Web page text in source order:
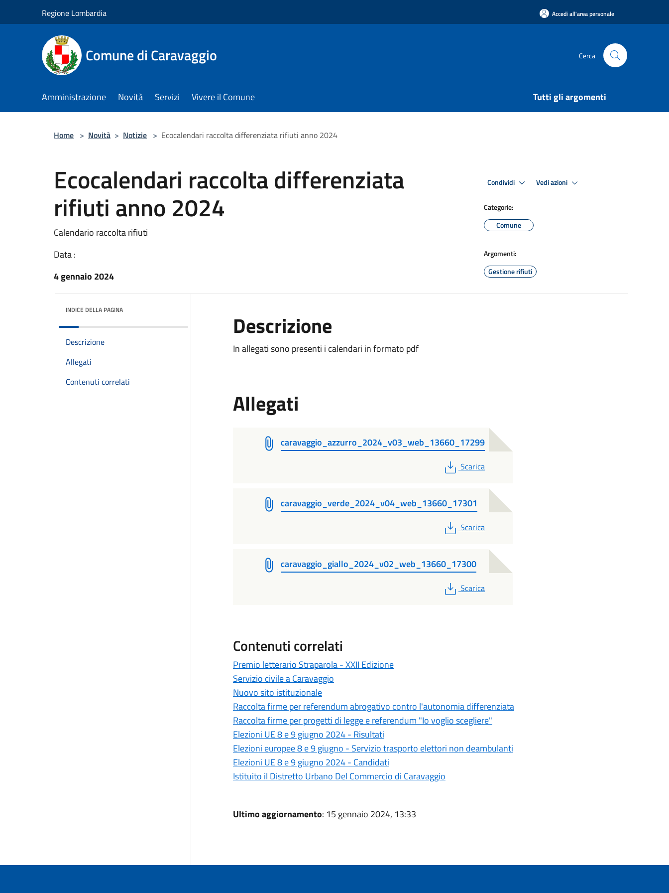
Regione Lombardia Accedi all'area personale
Comune di Caravaggio Cerca
Amministrazione Novità Servizi Vivere il Comune Tutti gli argomenti
Home > Novità > Notizie > Ecocalendari raccolta differenziata rifiuti anno 2024
Ecocalendari raccolta differenziata
rifiuti anno 2024
Calendario raccolta rifiuti
Data :
4 gennaio 2024
Condividi Vedi azioni
Categorie:
Comune
Argomenti:
Gestione rifiuti
INDICE DELLA PAGINA
Descrizione
Allegati
Contenuti correlati
Descrizione
In allegati sono presenti i calendari in formato pdf
Allegati
caravaggio_azzurro_2024_v03_web_13660_17299
PDF
Scarica
caravaggio_verde_2024_v04_web_13660_17301
PDF
Scarica
caravaggio_giallo_2024_v02_web_13660_17300
PDF
Scarica
Contenuti correlati
Premio letterario Straparola - XXII Edizione
Servizio civile a Caravaggio
Nuovo sito istituzionale
Raccolta firme per referendum abrogativo contro l'autonomia differenziata
Raccolta firme per progetti di legge e referendum "Io voglio scegliere"
Elezioni UE 8 e 9 giugno 2024 - Risultati
Elezioni europee 8 e 9 giugno - Servizio trasporto elettori non deambulanti
Elezioni UE 8 e 9 giugno 2024 - Candidati
Istituito il Distretto Urbano Del Commercio di Caravaggio
Ultimo aggiornamento: 15 gennaio 2024, 13:33